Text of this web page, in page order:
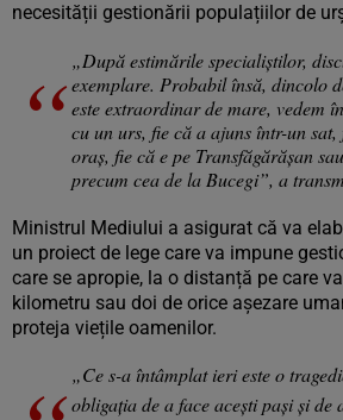
necesității gestionării populațiilor de
„După estimările specialiștilor,
exemplare. Probabil însă, dincolo
este extraordinar de mare, vedem
cu un urs, fie că a ajuns într-un
oraș, fie că e pe Transfăgărășan
precum cea de la Bucegi”, a
Ministrul Mediului a asigurat că va
un proiect de lege care va impune
care se apropie, la o distanță pe care
kilometru sau doi de orice așezare
proteja viețile oamenilor.
„Ce s-a întâmplat ieri este o
obligația de a face acești pași și de